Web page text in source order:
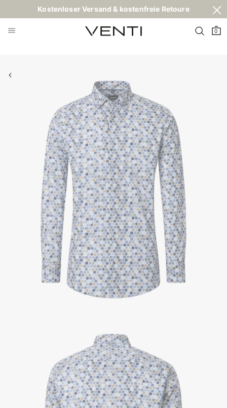
Kostenloser Versand & kostenfreie Retoure
0